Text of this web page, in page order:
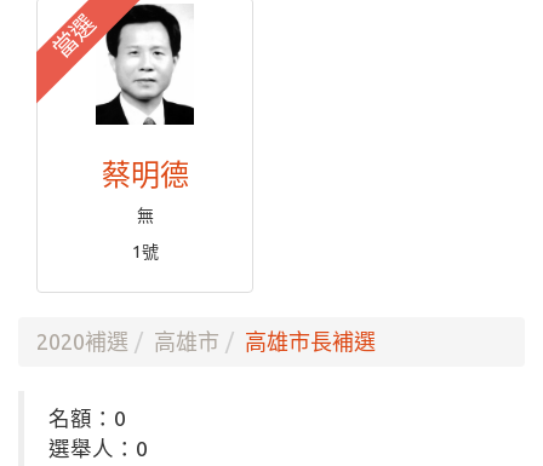
當選
蔡明德
無
1號
2020補選 高雄市 高雄市長補選
名額：0
選舉人：0